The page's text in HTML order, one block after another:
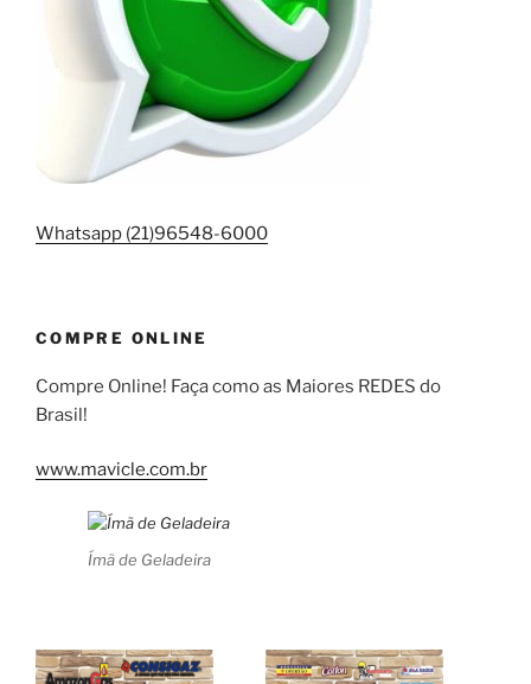
Whatsapp (21)96548-6000
COMPRE ONLINE
Compre Online! Faça como as Maiores REDES do
Brasil!
www.mavicle.com.br
Ímã de Geladeira